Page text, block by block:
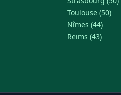
Toulouse (50)
Nîmes (44)
Reims (43)